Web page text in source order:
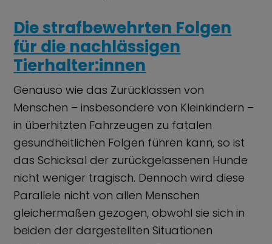
Die strafbewehrten Folgen
für die nachlässigen
Tierhalter:innen
Genauso wie das Zurücklassen von
Menschen – insbesondere von Kleinkindern –
in überhitzten Fahrzeugen zu fatalen
gesundheitlichen Folgen führen kann, so ist
das Schicksal der zurückgelassenen Hunde
nicht weniger tragisch. Dennoch wird diese
Parallele nicht von allen Menschen
gleichermaßen gezogen, obwohl sie sich in
beiden der dargestellten Situationen